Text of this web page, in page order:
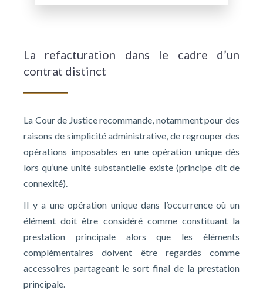
La refacturation dans le cadre d’un
contrat distinct
La Cour de Justice recommande, notamment pour des
raisons de simplicité administrative, de regrouper des
opérations imposables en une opération unique dès
lors qu’une unité substantielle existe (principe dit de
connexité).
Il y a une opération unique dans l’occurrence où un
élément doit être considéré comme constituant la
prestation principale alors que les éléments
complémentaires doivent être regardés comme
accessoires partageant le sort final de la prestation
principale.